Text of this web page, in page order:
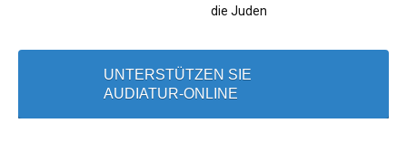
die Juden
UNTERSTÜTZEN SIE
AUDIATUR-ONLINE